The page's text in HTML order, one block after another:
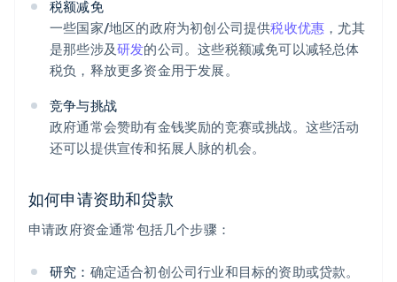
税额减免
一些国家/地区的政府为初创公司提供税收优惠 ，尤其
是那些涉及研发的公司。这些税额减免可以减轻总体
税负，释放更多资金用于发展。
竞争与挑战
政府通常会赞助有金钱奖励的竞赛或挑战。这些活动
还可以提供宣传和拓展人脉的机会。
如何申请资助和贷款
申请政府资金通常包括几个步骤：
研究： 确定适合初创公司行业和目标的资助或贷款。